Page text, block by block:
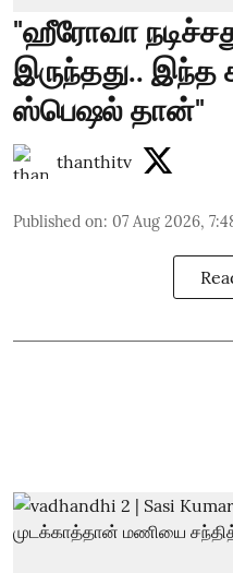
"ஹீரோவா
இருந்தது..
ஸ்பெஷல் தான்"
thanthitv
Published on: 07 Aug 2026,